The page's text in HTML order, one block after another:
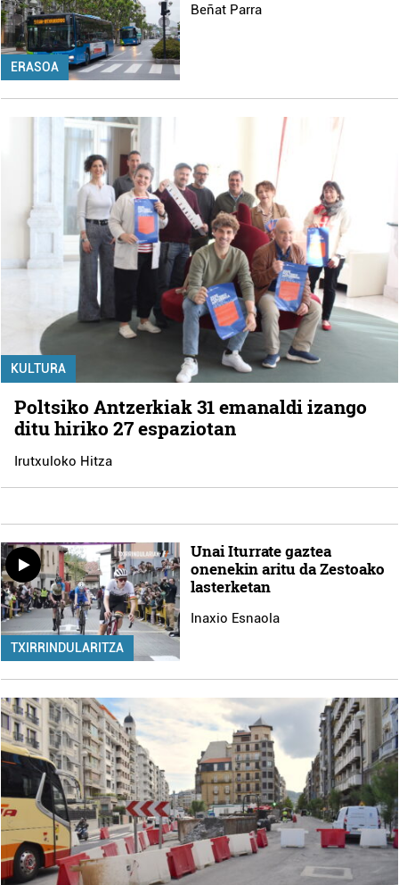
ERASOA
Beñat Parra
KULTURA
Poltsiko Antzerkiak 31 emanaldi izango
ditu hiriko 27 espaziotan
Irutxuloko Hitza
TXIRRINDULARITZA
Unai Iturrate gaztea
onenekin aritu da Zestoako
lasterketan
Inaxio Esnaola